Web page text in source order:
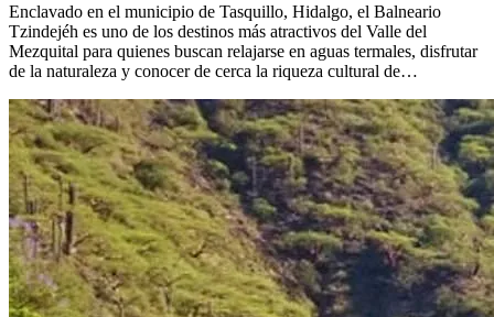
Enclavado en el municipio de Tasquillo, Hidalgo, el Balneario
Tzindejéh es uno de los destinos más atractivos del Valle del
Mezquital para quienes buscan relajarse en aguas termales, disfrutar
de la naturaleza y conocer de cerca la riqueza cultural de…